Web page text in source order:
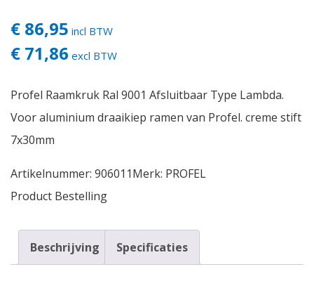
€ 86,95 incl BTW
€ 71,86 excl BTW
Profel Raamkruk Ral 9001 Afsluitbaar Type Lambda.
Voor aluminium draaikiep ramen van Profel. creme stift
7x30mm
Artikelnummer: 906011Merk: PROFEL
Product Bestelling
Beschrijving Specificaties